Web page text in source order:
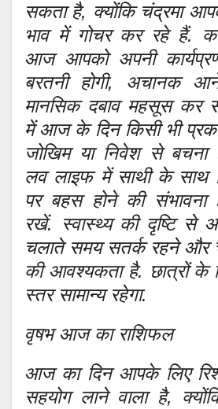
सकता है, क्योंकि चंद्रमा
भाव में गोचर कर रहे हैं.
आज आपको अपनी
बरतनी होगी, अचानक
मानसिक दबाव महसूस कर
में आज के दिन किसी भी
जोखिम या निवेश से बचना
लव लाइफ में साथी के साथ
पर बहस होने की
रखें. स्वास्थ्य की दृष्टि से
चलाते समय सतर्क रहने और
की आवश्यकता है. छात्रों के
स्तर सामान्य रहेगा.
वृषभ आज का राशिफल
आज का दिन आपके लिए
सहयोग लाने वाला है,